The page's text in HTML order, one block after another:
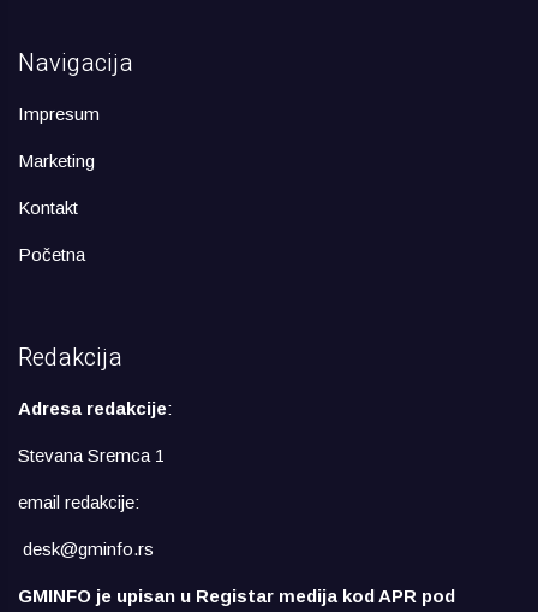
Navigacija
Impresum
Marketing
Kontakt
Početna
Redakcija
Adresa redakcije:
Stevana Sremca 1
email redakcije:
desk@gminfo.rs
GMINFO je upisan u Registar medija kod APR pod